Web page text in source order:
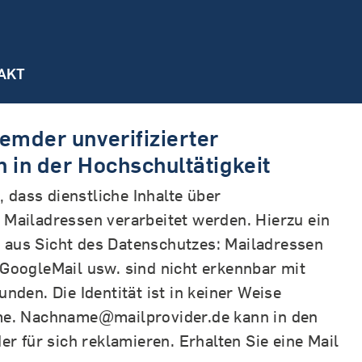
Umgang mit Akten
unverifizierter
in der Hochschultätigkeit
dass dienstliche Inhalte über
verarbeitet werden. Hierzu ein
Sicht des Datenschutzes: Mailadressen
usw. sind nicht erkennbar mit
Die Identität ist in keiner Weise
Nachname@mailprovider.de kann in den
für sich reklamieren. Erhalten Sie eine Mail